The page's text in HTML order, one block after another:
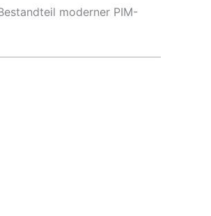
moderner PIM-